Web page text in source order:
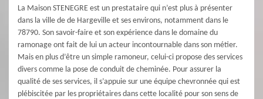
La Maison STENEGRE est un prestataire qui n’est plus à présenter
dans la ville de de Hargeville et ses environs, notamment dans le
78790. Son savoir-faire et son expérience dans le domaine du
ramonage ont fait de lui un acteur incontournable dans son métier.
Mais en plus d’être un simple ramoneur, celui-ci propose des services
divers comme la pose de conduit de cheminée. Pour assurer la
qualité de ses services, il s’appuie sur une équipe chevronnée qui est
plébiscitée par les propriétaires dans cette localité pour son sens de